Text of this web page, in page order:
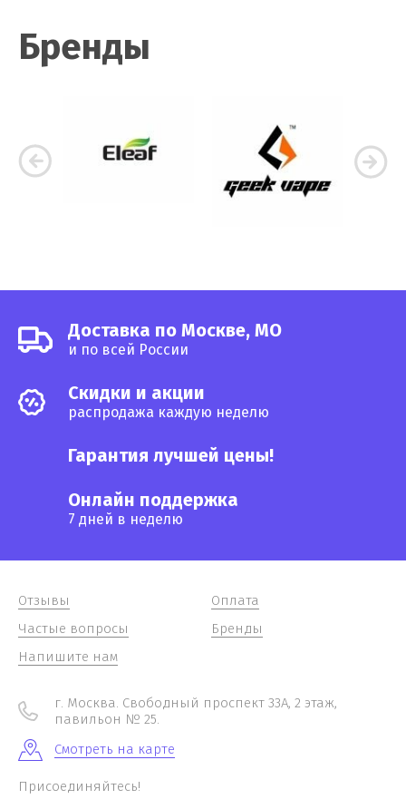
Бренды
Доставка по Москве, МО
и по всей России
Cкидки и акции
распродажа каждую неделю
Гарантия лучшей цены!
Онлайн поддержка
7 дней в неделю
Отзывы
Частые вопросы
Напишите нам
Оплата
Бренды
г. Москва. Свободный проспект 33А, 2 этаж,
павильон № 25.
Смотреть на карте
Присоединяйтесь!